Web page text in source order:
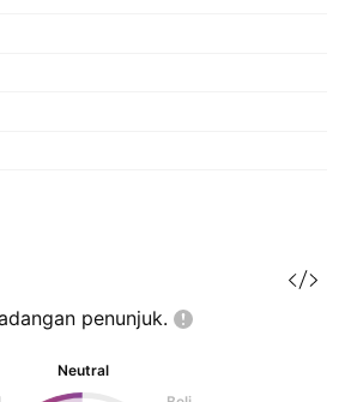
penunjuk.
Neutral